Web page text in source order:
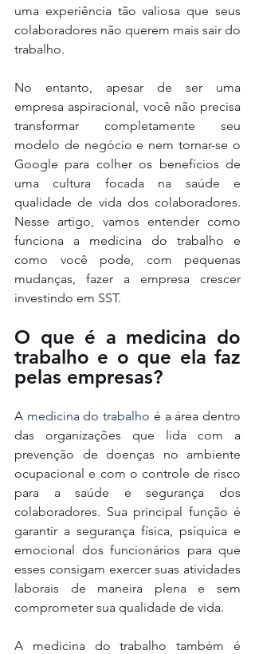
uma experiência tão valiosa que seus
colaboradores não querem mais sair do
trabalho.
No entanto, apesar de ser uma
empresa aspiracional, você não precisa
transformar completamente seu
modelo de negócio e nem tornar-se o
Google para colher os benefícios de
uma cultura focada na saúde e
qualidade de vida dos colaboradores.
Nesse artigo, vamos entender como
funciona a medicina do trabalho e
como você pode, com pequenas
mudanças, fazer a empresa crescer
investindo em SST.
O que é a medicina do
trabalho e o que ela faz
pelas empresas?
A medicina do trabalho é a área dentro
das organizações que lida com a
prevenção de doenças no ambiente
ocupacional e com o controle de risco
para a saúde e segurança dos
colaboradores. Sua principal função é
garantir a segurança física, psíquica e
emocional dos funcionários para que
esses consigam exercer suas atividades
laborais de maneira plena e sem
comprometer sua qualidade de vida.
A medicina do trabalho também é